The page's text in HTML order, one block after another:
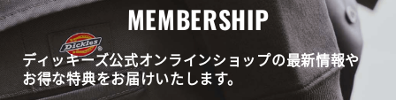
MEMBERSHIP
ディッキーズ公式オンラインショップの最新情報や
お得な特典をお届けいたします。